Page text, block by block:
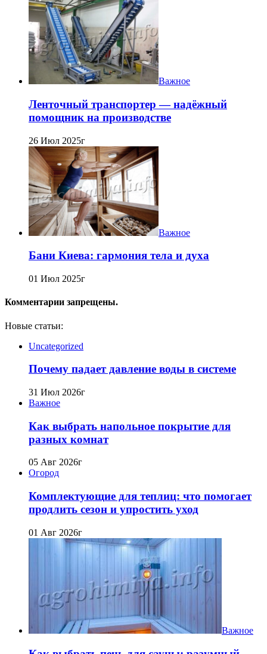
Важное
Ленточный транспортер — надёжный
помощник на производстве
26 Июл 2025г
Важное
Бани Киева: гармония тела и духа
01 Июл 2025г
Комментарии запрещены.
Новые статьи:
Uncategorized
Почему падает давление воды в системе
31 Июл 2026г
Важное
Как выбрать напольное покрытие для
разных комнат
05 Авг 2026г
Огород
Комплектующие для теплиц: что помогает
продлить сезон и упростить уход
01 Авг 2026г
Важное